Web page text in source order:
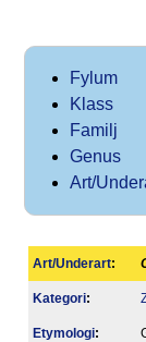
Fylum
Klass
Familj
Genus
Art/
Art/Underart:
Kategori:
Etymologi: